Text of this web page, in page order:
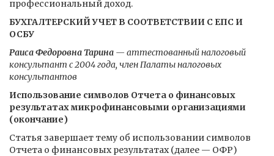
профессиональный доход.
БУХГАЛТЕРСКИЙ УЧЕТ В СООТВЕТСТВИИ С ЕПС И
ОСБУ
Раиса Федоровна Тарина — аттестованный налоговый
консультант с 2004 года, член Палаты налоговых
консультантов
Использование символов Отчета о финансовых
результатах микрофинансовыми организациями
(окончание)
Статья завершает тему об использовании символов
Отчета о финансовых результатах (далее — ОФР)